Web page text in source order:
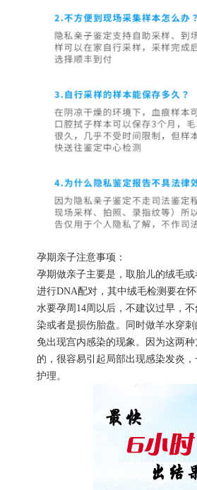
孕期亲子注意事项：
孕期做亲子主要是，取胎儿的绒毛或
进行DNA配对，其中绒毛检测要在
水要孕周14周以后，不建议过早，
染或者是损伤胎盘。同时做羊水穿
免出现宫内感染的现象。因为这两种
的，很容易引起局部出现感染发炎
护理。